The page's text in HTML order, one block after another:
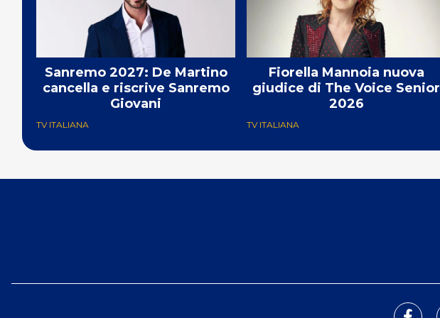
Sanremo 2027: De Martino
cancella e riscrive Sanremo
Giovani
TV ITALIANA
Fiorella Mannoia nuova
giudice di The Voice Senior
2026
TV ITALIANA